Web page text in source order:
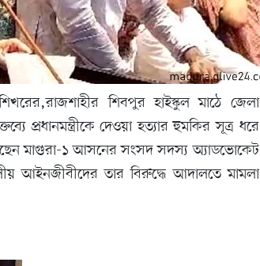
শিবপুর হাইস্কুল মাঠে জেলা
প্রধানমন্ত্রীকে দেওয়া হত্যার হুমকির সূত্র ধরে
মাগুরা-১ আসনের সংসদ সদস্য অ্যাডভোকেট
আইনজীবীদের তার বিরুদ্ধে আদালতে মামলা